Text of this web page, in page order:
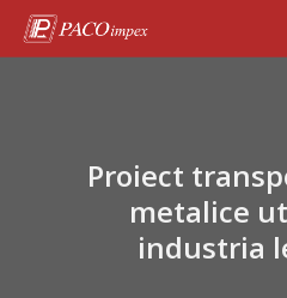
Proiect
metalice
industria